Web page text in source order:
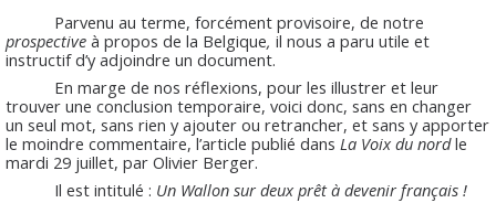
Parvenu au terme, forcément provisoire, de notre
prospective à propos de la Belgique, il nous a paru utile et
instructif d’y adjoindre un document.
En marge de nos réflexions, pour les illustrer et leur
trouver une conclusion temporaire, voici donc, sans en changer
un seul mot, sans rien y ajouter ou retrancher, et sans y apporter
le moindre commentaire, l’article publié dans La Voix du nordle
mardi 29 juillet, par Olivier Berger.
Il est intitulé : Un Wallon sur deux prêt à devenir français !